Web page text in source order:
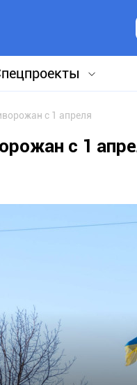
с 1 апреля
с 1